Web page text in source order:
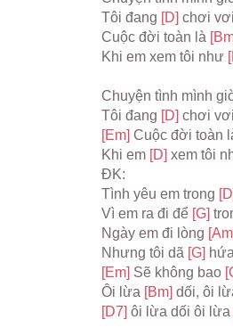
Tôi đang [D] chơi
Cuộc đời toàn là
Khi em xem tôi như
Chuyện tình mình
Tôi đang [D] chơi
[Em] Cuộc đời toàn
Khi em [D] xem tôi
ĐK:
Tình yêu em trong
Vì em ra đi để [G]
Ngày em đi lòng
Nhưng tôi dã [G]
[Em] Sẽ không bao
Ôi lừa [Bm] dối, ôi
[D7] ôi lừa dối ôi lừa